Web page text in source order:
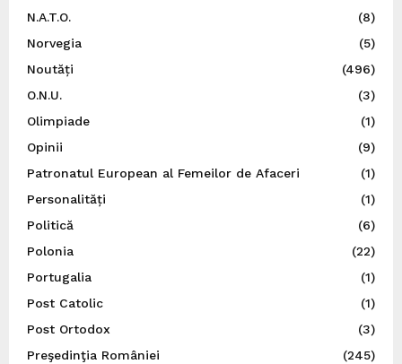
N.A.T.O.
(8)
Norvegia
(5)
Noutăți
(496)
O.N.U.
(3)
Olimpiade
(1)
Opinii
(9)
Patronatul European al Femeilor de Afaceri
(1)
Personalități
(1)
Politică
(6)
Polonia
(22)
Portugalia
(1)
Post Catolic
(1)
Post Ortodox
(3)
Preşedinţia României
(245)